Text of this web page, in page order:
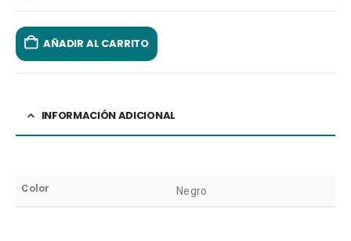
AÑADIR AL CARRITO
INFORMACIÓN ADICIONAL
Color Negro